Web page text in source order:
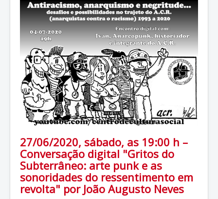
27/06/2020, sábado, as 19:00 h –
Conversação digital "Gritos do
Subterrâneo: arte punk e as
sonoridades do ressentimento em
revolta" por João Augusto Neves